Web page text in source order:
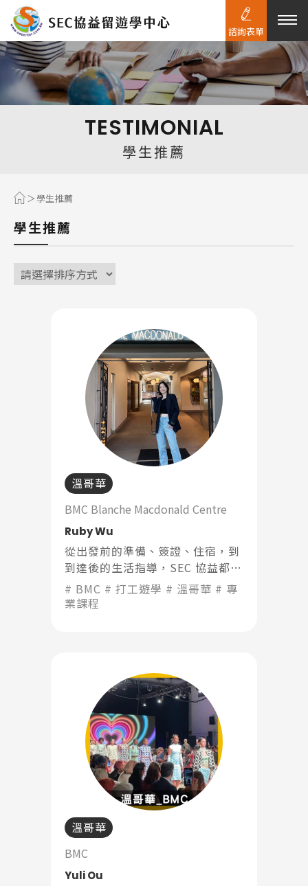
熱門搜尋：
TESTIMONIAL
學生推薦
學生推薦
學生推薦
溫哥華
BMC Blanche Macdonald Centre
Ruby Wu
從出發前的準備、簽證、住宿，到
到達後的生活指導，SEC 協益都提
供了巨大的支援。讓我在陌生國度
能安心開始，專注於學習和成長。
BMC 打工遊學 溫哥華
專
業課程
溫哥華
BMC
Yuli Ou
諮詢表單